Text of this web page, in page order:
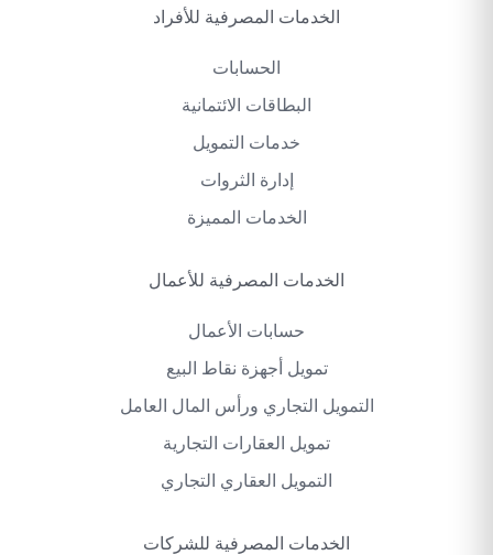
الخدمات المصرفية للأفراد
الحسابات
البطاقات الائتمانية
خدمات التمويل
إدارة الثروات
الخدمات المميزة
الخدمات المصرفية للأعمال
حسابات الأعمال
تمويل أجهزة نقاط البيع
التمويل التجاري ورأس المال العامل
تمويل العقارات التجارية
التمويل العقاري التجاري
الخدمات المصرفية للشركات